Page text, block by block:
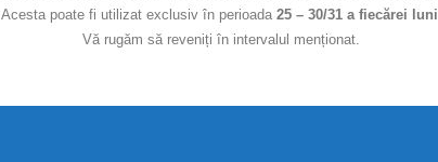
Acesta poate fi utilizat exclusiv în perioada 25 – 30/31 a fiecărei luni
Vă rugăm să reveniți în intervalul menționat.